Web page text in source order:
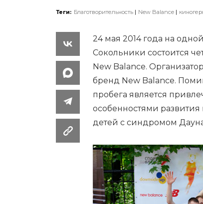
Теги: Благотворительность New Balance
24 мая 2014 года на
Сокольники состоится
New Balance.
бренд New Balance.
пробега является
особенностями
детей с синдромом